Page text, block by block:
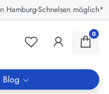
Hamburg-Schnelsen möglich*
0
Blog